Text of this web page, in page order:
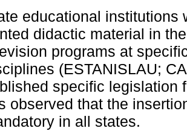
educational institutions
didactic material in
programs at
(ESTANISLAU;
specific legislation
observed that the
in all states.